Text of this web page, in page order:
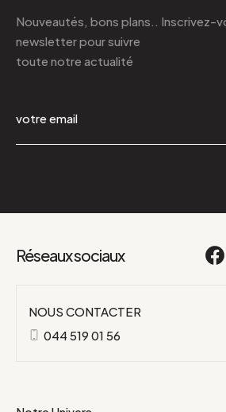
Nouveautés, bons plans.. Inscrivez-
newsletterpour suivre
toute notre actualité
Réseaux sociaux
NOUS CONTACTER
044 519 01 56